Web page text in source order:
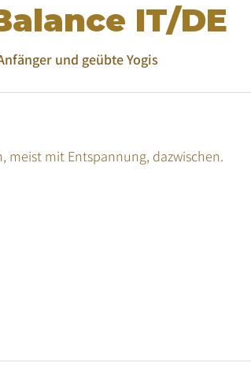
IT/DE
und geübte Yogis
meist mit Entspannung, dazwischen.